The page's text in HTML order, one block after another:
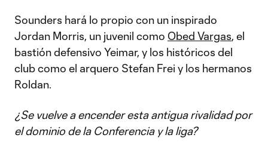
Sounders hará lo propio con un inspirado
Jordan Morris, un juvenil como Obed Vargas, el
bastión defensivo Yeimar, y los históricos del
club como el arquero Stefan Frei y los hermanos
Roldan.
¿Se vuelve a encender esta antigua rivalidad por
el dominio de la Conferencia y la liga?